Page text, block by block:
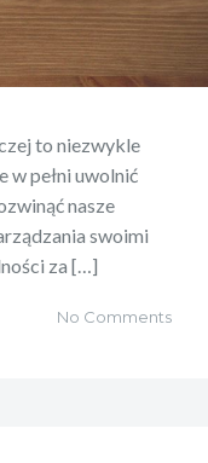
to niezwykle
w pełni uwolnić
nasze
swoimi
za […]
No Comments